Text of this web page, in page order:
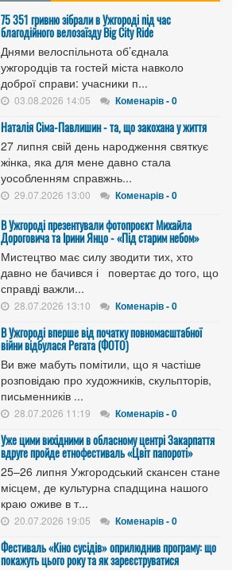
75 351 гривню зібрали в Ужгороді під час
благодійного велозаїзду Big Сity Ride
Днями велоспільнота об’єднала
ужгородців та гостей міста навколо
доброї справи: учасники п...
03.08.2026 14:05 Коменарів - 0
Наталія Сіма-Павлишин - та, що закохана у життя
27 липня свій день народження святкує
жінка, яка для мене давно стала
уособленням справжнь...
29.07.2026 13:00 Коменарів - 0
В Ужгороді презентували фотопроєкт Михайла
Дороговича та Ірини Янцо - «Під старим небом»
Мистецтво має силу зводити тих, хто
давно не бачився і повертає до того, що
справді важли...
28.07.2026 13:10 Коменарів - 0
В Ужгороді вперше від початку повномасштабної
війни відбулася Регата (ФОТО)
Ви вже мабуть помітили, що я частіше
розповідаю про художників, скульпторів,
письменників ...
28.07.2026 11:19 Коменарів - 0
Уже цими вихідними в обласному центрі Закарпаття
вдруге пройде етнофестиваль «Цвіт папороті»
25–26 липня Ужгородський скансен стане
місцем, де культурна спадщина нашого
краю оживе в т...
20.07.2026 19:05 Коменарів - 0
Фестиваль «Кіно сусідів» оприлюднив програму: що
покажуть цього року та як зареєструватися